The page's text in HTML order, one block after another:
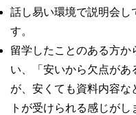
話し易い環境で説明会し
す。
留学したことのある方か
い、「安いから欠点があ
が、安くても資料内容な
トが受けられる感じがし